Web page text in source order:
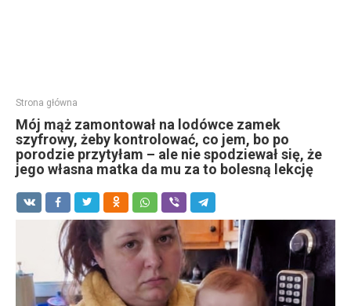
Strona główna
Mój mąż zamontował na lodówce zamek
szyfrowy, żeby kontrolować, co jem, bo po
porodzie przytyłam – ale nie spodziewał się, że
jego własna matka da mu za to bolesną lekcję